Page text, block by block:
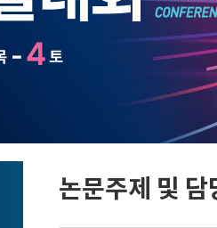
논문주제 및 담